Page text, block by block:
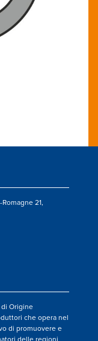
21,
Origine
che opera nel
di promuovere e